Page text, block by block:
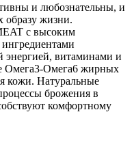
и любознательны, и
образу жизни.
с высоким
энергией, витаминами и
Омега3-Омега6 жирных
кожи. Натуральные
брожения в
комфортному